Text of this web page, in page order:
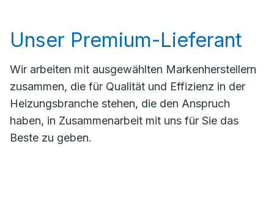
Unser Premium-Lieferant
Wir arbeiten mit ausgewählten Markenherstellern
zusammen, die für Qualität und Effizienz in der
Heizungsbranche stehen, die den Anspruch
haben, in Zusammenarbeit mit uns für Sie das
Beste zu geben.